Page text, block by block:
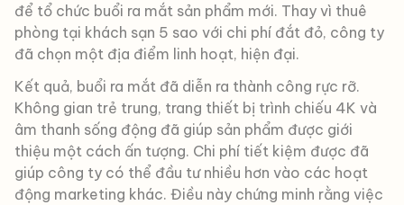
để tổ chức buổi ra mắt sản phẩm mới. Thay vì thuê
phòng tại khách sạn 5 sao với chi phí đắt đỏ, công ty
đã chọn một địa điểm linh hoạt, hiện đại.
Kết quả, buổi ra mắt đã diễn ra thành công rực rỡ.
Không gian trẻ trung, trang thiết bị trình chiếu 4K và
âm thanh sống động đã giúp sản phẩm được giới
thiệu một cách ấn tượng. Chi phí tiết kiệm được đã
giúp công ty có thể đầu tư nhiều hơn vào các hoạt
động marketing khác. Điều này chứng minh rằng việc